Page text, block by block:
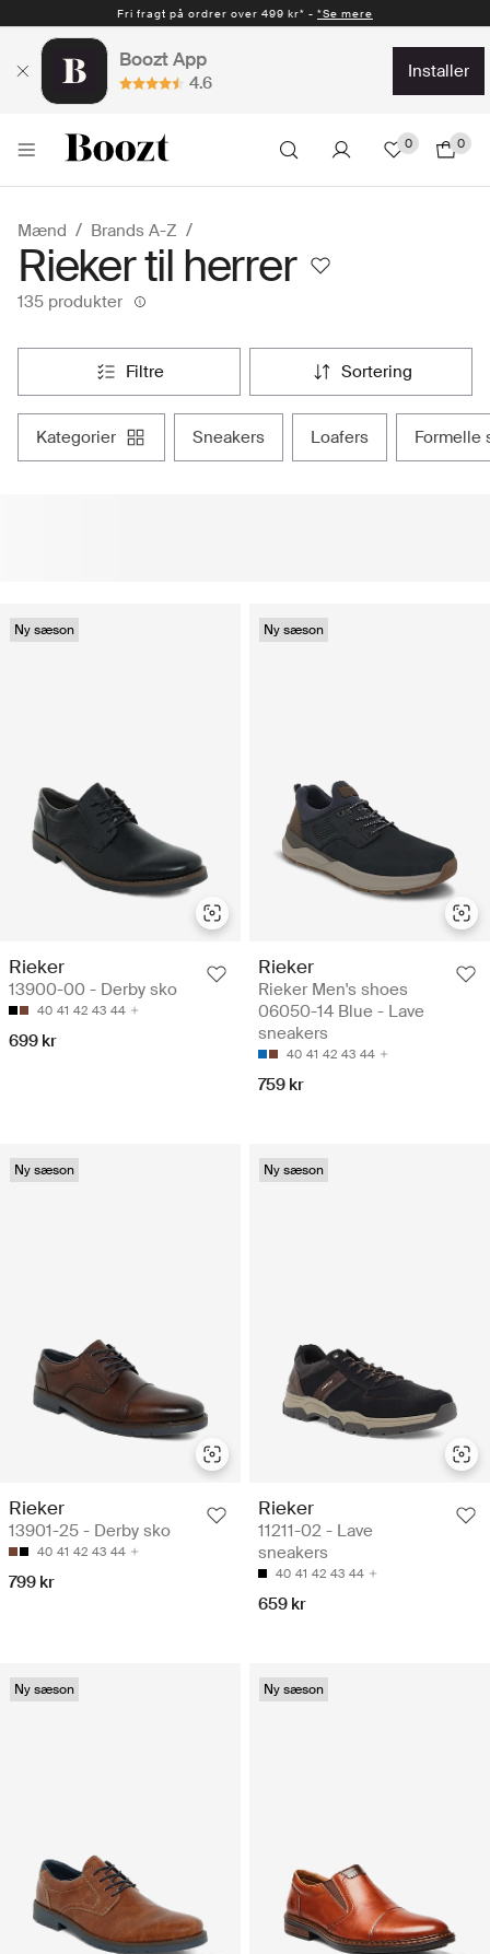
Fri fragt på ordrer over 499 kr* - *Se mere
Hurtig levering 1-2 hverdage* - *Se mere
Boozt App
4.6
installer
0 0
Mænd Brands A-Z
Rieker til herrer
135 produkter
filtre sortering
kategorier sneakers loafers formelle
Ny sæson
Rieker
13900-00 - Derby sko
40 41 42 43 44
699 kr
Ny sæson
Rieker
Rieker Men's shoes
06050-14 Blue - Lave
sneakers
40 41 42 43 44
759 kr
Ny sæson
Rieker
13901-25 - Derby sko
40 41 42 43 44
799 kr
Ny sæson
Rieker
11211-02 - Lave
sneakers
40 41 42 43 44
659 kr
Ny sæson Ny sæson